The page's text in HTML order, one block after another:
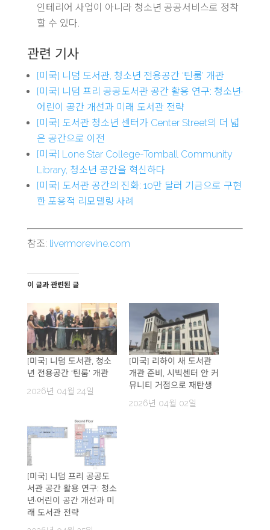
인테리어 사업이 아니라 청소년 공공서비스로 정착
할 수 있다.
관련 기사
[미국] 니덤 도서관, 청소년 전용공간 ‘틴룸’ 개관
[미국] 니덤 프리 공공도서관 공간 활용 연구: 청소년·
어린이 공간 개선과 미래 도서관 전략
[미국] 도서관 청소년 센터가 Center Street의 더 넓
은 공간으로 이전
[미국] Lone Star College-Tomball Community
Library, 청소년 공간을 혁신하다
[미국] 도서관 공간의 진화: 10만 달러 기금으로 구현
한 포용적 리모델링 사례
참조: livermorevine.com
이 글과 관련된 글
[미국] 니덤 도서관, 청소
년 전용공간 ‘틴룸’ 개관
2026년 04월 24일
[미국] 리하이 새 도서관
개관 준비, 시빅센터 안 커
뮤니티 거점으로 재탄생
2026년 04월 02일
[미국] 니덤 프리 공공도
서관 공간 활용 연구: 청소
년·어린이 공간 개선과 미
래 도서관 전략